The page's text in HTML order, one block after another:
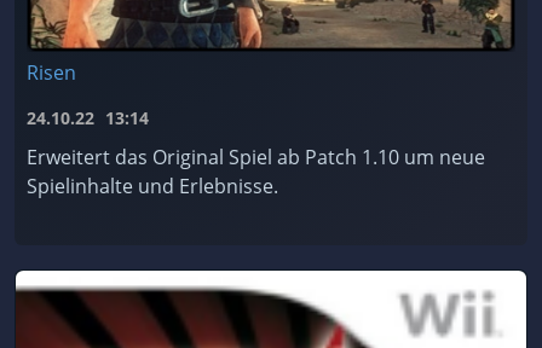
Risen
24.10.22 13:14
Erweitert das Original Spiel ab Patch 1.10 um neue
Spielinhalte und Erlebnisse.